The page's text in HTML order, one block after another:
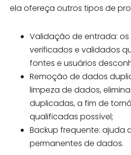
ela ofereça outros tipos de
Validação de entrada:
verificados e validados
fontes e usuários
Remoção de dados
limpeza de dados,
duplicadas, a fim de
qualificadas possível;
Backup frequente: ajuda
permanentes de dados.